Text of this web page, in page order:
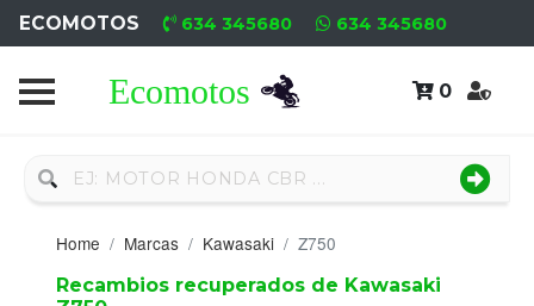
ECOMOTOS 634 345680 634 345680
0
Home
Nuevo
Neumáticos
Home Marcas Kawasaki Z750
Recambios recuperados de Kawasaki